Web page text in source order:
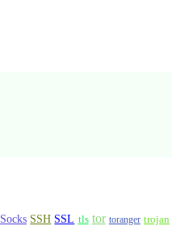
Socks SSH SSL tls tor toranger trojan